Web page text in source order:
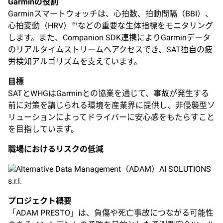
Garminの役割
Garminスマートウォッチは、心拍数、拍動間隔（BBI）、
心拍変動（HRV）
※1 などの重要な生体指標をモニタリング
します。また、Companion SDK連携によりGarminデータ
のリアルタイムストリームへアクセスでき、SAT独自の疲
労検知アルゴリズムを支えています。
目標
SATとWHGはGarminとの協業を通じて、事故が発生する
前に対策を講じられる環境を産業界に提供し、非侵襲型ソ
リューションによってドライバーに安心感をもたらすこと
を目指しています。
職場におけるリスクの低減
Alternative Data Management（ADAM）AI SOLUTIONS
s.r.l.
プロジェクト概要
「ADAM PRESTO」は、負傷や死亡事故につながる可能性